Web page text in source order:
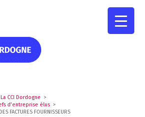
La CCI Dordogne >
d’entreprise élus >
FACTURES FOURNISSEURS